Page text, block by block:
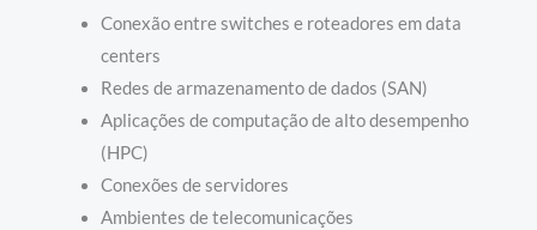
Conexão entre switches e roteadores em data
centers
Redes de armazenamento de dados (SAN)
Aplicações de computação de alto desempenho
(HPC)
Conexões de servidores
Ambientes de telecomunicações